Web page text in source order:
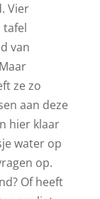
Vier
tafel
van
ze zo
aan deze
hier klaar
water op
op.
Of heeft